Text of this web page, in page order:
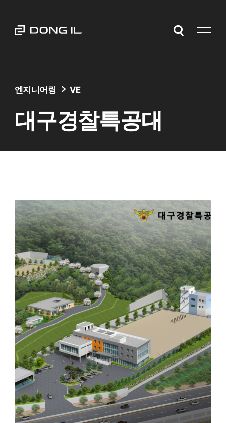
엔지니어링 VE
대구경찰특공대